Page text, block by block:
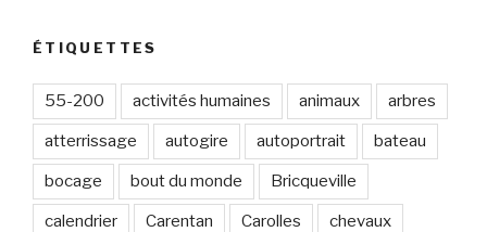
e
m
a
ÉTIQUETTES
55-200 activités humaines animaux arbres
atterrissage autogire autoportrait bateau
bocage bout du monde Bricqueville
calendrier Carentan Carolles chevaux